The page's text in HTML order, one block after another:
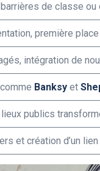
de classe ou
première
intégration de
Banksy et
publics
et création d’un